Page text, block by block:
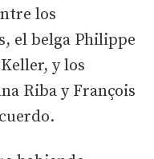
los
el belga Philippe
y los
Riba y François